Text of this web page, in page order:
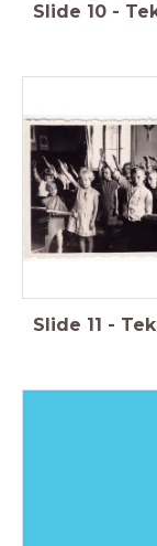
Slide 10 -
Slide 11 -